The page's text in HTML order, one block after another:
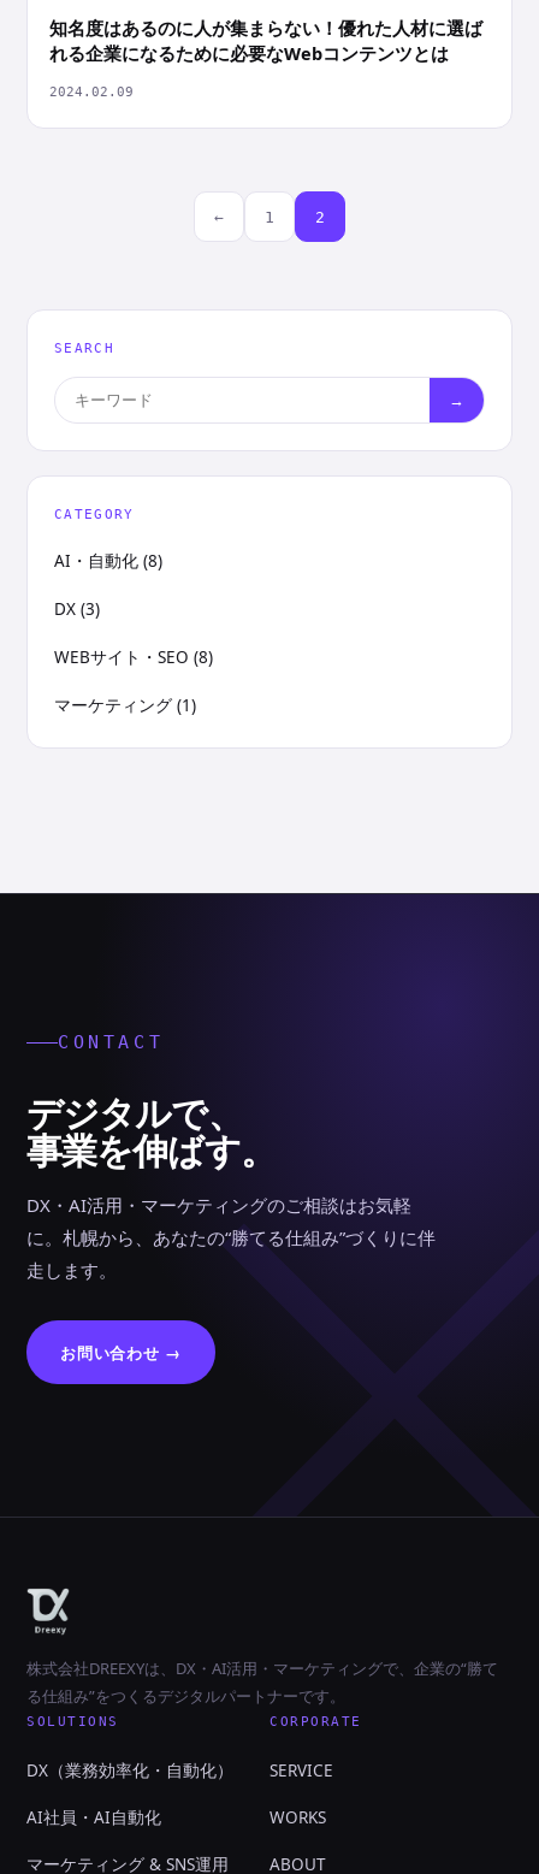
知名度はあるのに人が集まらない！優れた人材に選ば
れる企業になるために必要なWebコンテンツとは
2024.02.09
ペ
り
← 1 2
SEARCH
→
CATEGORY
AI・自動化 (8)
DX (3)
WEBサイト・SEO (8)
マーケティング (1)
CONTACT
デジタルで、
事業を伸ばす。
DX・AI活用・マーケティングのご相談はお気軽
に。札幌から、あなたの“勝てる仕組み”づくりに伴
走します。
お問い合わせ →
株式会社DREEXYは、DX・AI活用・マーケティングで、企業の“勝て
る仕組み”をつくるデジタルパートナーです。
SOLUTIONS
DX（業務効率化・自動化）
AI社員・AI自動化
マーケティング & SNS運用
CORPORATE
SERVICE
WORKS
ABOUT